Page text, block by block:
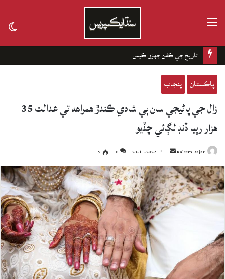
تاريخ جي ڪفن جھڙو ڪيس
پاڪستان پنجاب
زال جي ڀاڻيجي سان ٻي شادي ڪندڙ همراهه تي عدالت 35
هزار رپيا ڏنڊ لڳائي ڇڏيو
Kaleem Rajar
Send
an
email
23-11-2022
0
9